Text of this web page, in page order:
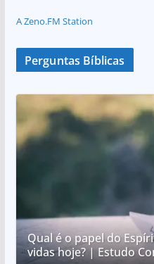
A Zeno.FM Station
Perguntas Bíblicas
Qual é o papel do
vidas hoje? | Estudo